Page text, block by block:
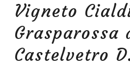
Vigneto
Grasparossa
Castelvetro